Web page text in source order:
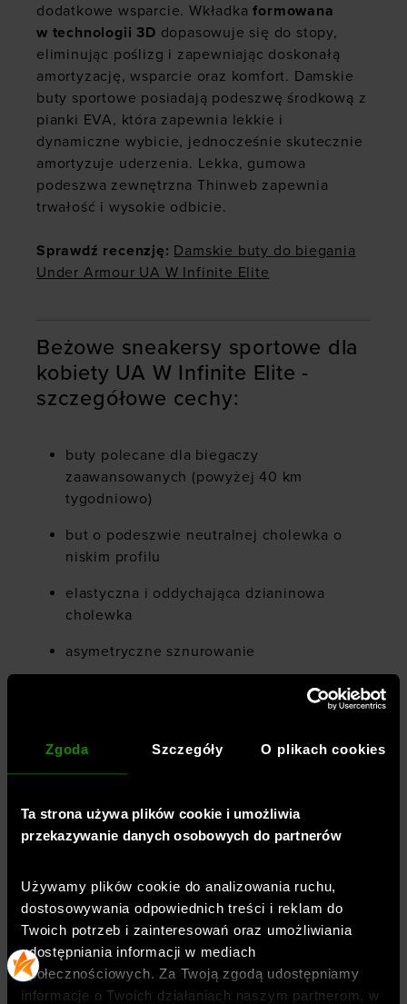
Zgoda Szczegóły O plikach cookies
Ta strona używa plików cookie i umożliwia
przekazywanie danych osobowych do partnerów
Używamy plików cookie do analizowania ruchu,
dostosowywania odpowiednich treści i reklam do
Twoich potrzeb i zainteresowań oraz umożliwiania
udostępniania informacji w mediach
społecznościowych. Za Twoją zgodą udostępniamy
informacje o Twoich działaniach naszym partnerom, w
dodatkowe wsparcie. Wkładkaformowana
w technologii 3D dopasowuje się do stopy,
eliminując poślizg i zapewniając doskonałą
amortyzację, wsparcie oraz komfort. Damskie
buty sportowe posiadają podeszwę środkową z
pianki EVA, która zapewnia lekkie i
dynamiczne wybicie, jednocześnie skutecznie
amortyzuje uderzenia. Lekka, gumowa
podeszwa zewnętrzna Thinweb zapewnia
trwałość i wysokie odbicie.
Sprawdź recenzję: Damskie buty do biegania
Under Armour UA W Infinite Elite
Beżowe sneakersy sportowe dla
kobiety UA W Infinite Elite -
szczegółowe cechy:
buty polecane dla biegaczy
zaawansowanych (powyżej 40 km
tygodniowo)
but o podeszwie neutralnej cholewka o
niskim profilu
elastyczna i oddychająca dzianinowa
cholewka
asymetryczne sznurowanie
wyściełany język dla większego komfortu i
wyściełany kołnierz zapewni wysoki
uchwyt na pięcie
wzmocniony nosek
zewnętrzny klips na pięcie dla
dodatkowego wsparcia
komfortowa wkładka formowana w
technologii 3D
lekka, gumowa podeszwa zewnętrzna